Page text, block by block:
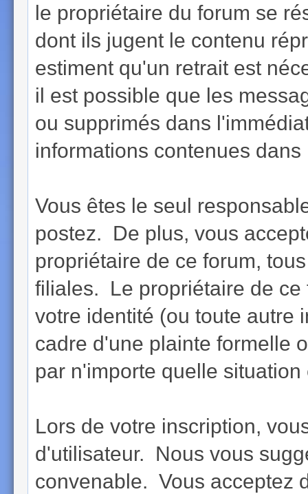
le propriétaire du forum se
dont ils jugent le contenu
estiment qu'un retrait est
il est possible que les
ou supprimés dans
informations contenues
Vous êtes le seul
postez. De plus, vous
propriétaire de ce forum,
filiales. Le propriétaire de ce
votre identité (ou toute autre
cadre d'une plainte formelle
par n'importe quelle
Lors de votre inscription,
d'utilisateur. Nous vous
convenable. Vous acceptez